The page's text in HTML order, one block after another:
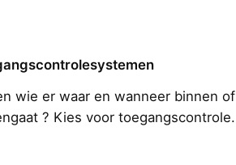
wie er waar en wanneer binnen of
? Kies voor toegangscontrole.